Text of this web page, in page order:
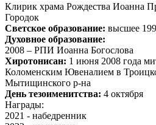
Клирик храма Рождества Иоанна
Городок
Светское образование: высшее
Духовное образование:
2008 – РПИ Иоанна Богослова
Хиротонисан: 1 июня 2008 года
Коломенским Ювеналием в
Мытищинского р-на
День тезоименитства: 4 октября
Награды:
2021 - набедренник